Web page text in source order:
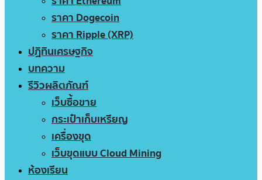
ราคา Dogecoin
ราคา Ripple (XRP)
ปฏิทินเศรษฐกิจ
บทความ
รีวิวผลิตภัณฑ์
เว็บซื้อขาย
กระเป๋าเก็บเหรียญ
เครื่องขุด
เว็บขุดแบบ Cloud Mining
ห้องเรียน